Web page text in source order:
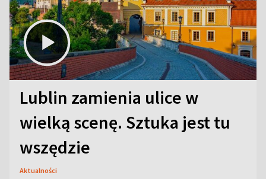
Lublin zamienia ulice w
wielką scenę. Sztuka jest tu
wszędzie
Aktualności